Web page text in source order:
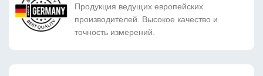
Продукция ведущих европейских
производителей. Высокое качество и
точность измерений.